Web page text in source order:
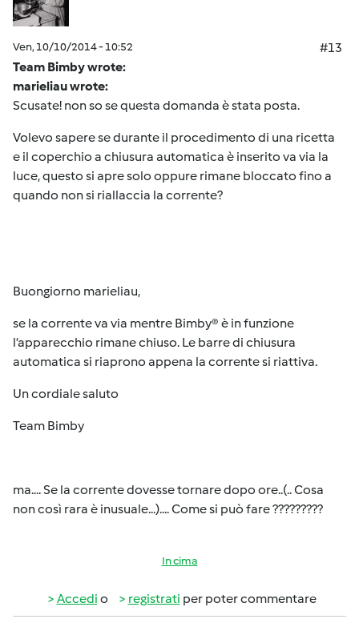
Ven, 10/10/2014 - 10:52
#13
Team Bimby wrote:
marieliau wrote:
Scusate! non so se questa domanda è stata posta.
Volevo sapere se durante il procedimento di una ricetta
e il coperchio a chiusura automatica è inserito va via la
luce, questo si apre solo oppure rimane bloccato fino a
quando non si riallaccia la corrente?
Buongiorno marieliau,
se la corrente va via mentre Bimby® è in funzione
l’apparecchio rimane chiuso. Le barre di chiusura
automatica si riaprono appena la corrente si riattiva.
Un cordiale saluto
Team Bimby
ma.... Se la corrente dovesse tornare dopo ore..(.. Cosa
non così rara è inusuale...).... Come si può fare ?????????
In cima
Accedi o registrati per poter commentare